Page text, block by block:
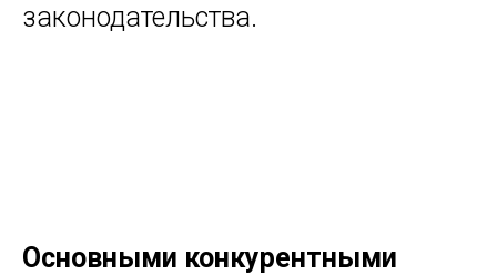
законодательства.
Основными конкурентными